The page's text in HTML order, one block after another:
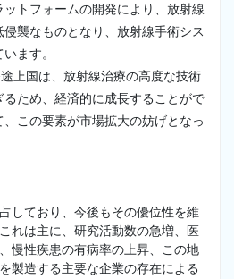
ットフォームの開発により、放射線
襲なものとなり、放射線手術シス
ます。
上国は、放射線治療の高度な技術
るため、経済的に成長することがで
、この要素が市場拡大の妨げとなっ
しており、今後もその優位性を維
れは主に、研究活動数の急増、医
慢性疾患の有病率の上昇、この地
製造する主要な企業の存在による